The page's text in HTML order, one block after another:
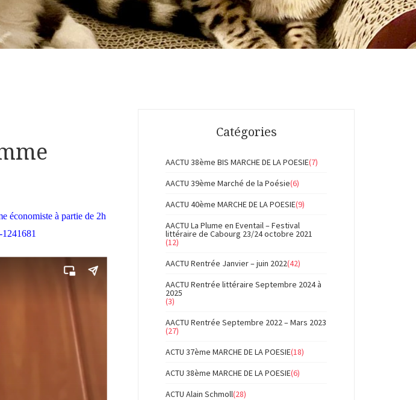
économiste à partie de 2h
Catégories
AACTU 38ème BIS MARCHE DE LA POESIE(7)
AACTU 39ème Marché de la Poésie(6)
AACTU 40ème MARCHE DE LA POESIE(9)
AACTU La Plume en Eventail – Festival
littéraire de Cabourg 23/24 octobre 2021
(12)
AACTU Rentrée Janvier – juin 2022(42)
AACTU Rentrée littéraire Septembre 2024 à
2025
(3)
AACTU Rentrée Septembre 2022 – Mars 2023
(27)
ACTU 37ème MARCHE DE LA POESIE(18)
ACTU 38ème MARCHE DE LA POESIE(6)
ACTU Alain Schmoll(28)